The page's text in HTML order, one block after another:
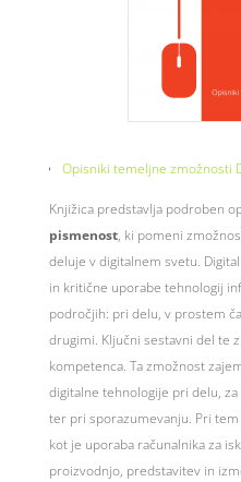
Opisniki temeljne zmožnosti
Knjižica predstavlja podroben
pismenost, ki pomeni
deluje v digitalnem svetu.
in kritične uporabe tehnologij
področjih: pri delu, v prostem
drugimi. Ključni sestavni del te
kompetenca. Ta zmožnost
digitalne tehnologije pri delu,
ter pri sporazumevanju. Pri
kot je uporaba računalnika za
proizvodnjo, predstavitev in